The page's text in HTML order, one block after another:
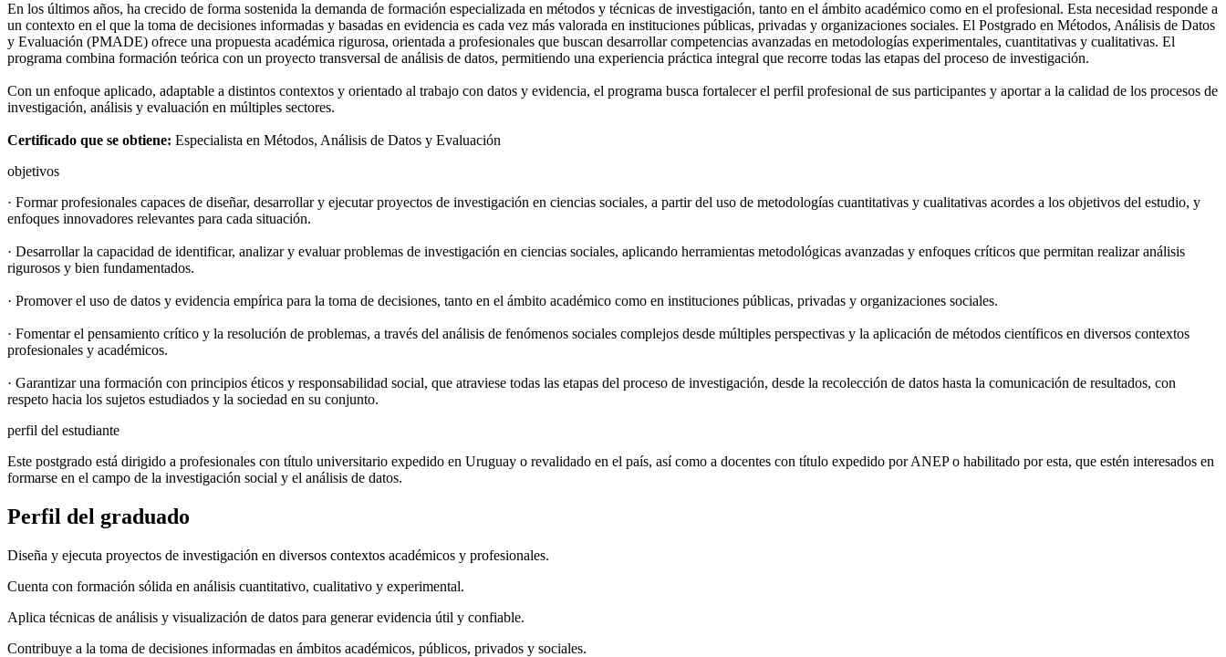
En los últimos años, ha crecido de forma sostenida la demanda de formación especializada en métodos y técnicas de investigación, tanto en el ámbito académico como en el profesional. Esta necesidad responde a
un contexto en el que la toma de decisiones informadas y basadas en evidencia es cada vez más valorada en instituciones públicas, privadas y organizaciones sociales. El Postgrado en Métodos, Análisis de Datos
y Evaluación (PMADE) ofrece una propuesta académica rigurosa, orientada a profesionales que buscan desarrollar competencias avanzadas en metodologías experimentales, cuantitativas y cualitativas. El
programa combina formación teórica con un proyecto transversal de análisis de datos, permitiendo una experiencia práctica integral que recorre todas las etapas del proceso de investigación.
Con un enfoque aplicado, adaptable a distintos contextos y orientado al trabajo con datos y evidencia, el programa busca fortalecer el perfil profesional de sus participantes y aportar a la calidad de los procesos de
investigación, análisis y evaluación en múltiples sectores.
Certificado que se obtiene: Especialista en Métodos, Análisis de Datos y Evaluación
objetivos
· Formar profesionales capaces de diseñar, desarrollar y ejecutar proyectos de investigación en ciencias sociales, a partir del uso de metodologías cuantitativas y cualitativas acordes a los objetivos del estudio, y
enfoques innovadores relevantes para cada situación.
· Desarrollar la capacidad de identificar, analizar y evaluar problemas de investigación en ciencias sociales, aplicando herramientas metodológicas avanzadas y enfoques críticos que permitan realizar análisis
rigurosos y bien fundamentados.
· Promover el uso de datos y evidencia empírica para la toma de decisiones, tanto en el ámbito académico como en instituciones públicas, privadas y organizaciones sociales.
· Fomentar el pensamiento crítico y la resolución de problemas, a través del análisis de fenómenos sociales complejos desde múltiples perspectivas y la aplicación de métodos científicos en diversos contextos
profesionales y académicos.
· Garantizar una formación con principios éticos y responsabilidad social, que atraviese todas las etapas del proceso de investigación, desde la recolección de datos hasta la comunicación de resultados, con
respeto hacia los sujetos estudiados y la sociedad en su conjunto.
perfil del estudiante
Este postgrado está dirigido a profesionales con título universitario expedido en Uruguay o revalidado en el país, así como a docentes con título expedido por ANEP o habilitado por esta, que estén interesados en
formarse en el campo de la investigación social y el análisis de datos.
Perfil del graduado
Diseña y ejecuta proyectos de investigación en diversos contextos académicos y profesionales.
Cuenta con formación sólida en análisis cuantitativo, cualitativo y experimental.
Aplica técnicas de análisis y visualización de datos para generar evidencia útil y confiable.
Contribuye a la toma de decisiones informadas en ámbitos académicos, públicos, privados y sociales.